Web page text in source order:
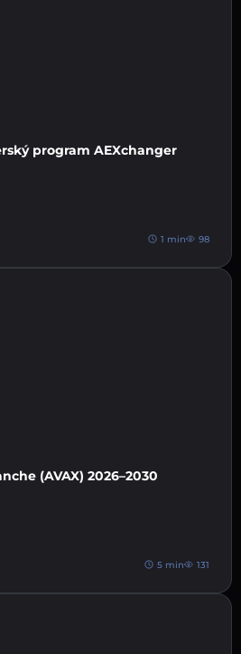
program AEXchanger
1 min 98
(AVAX) 2026–2030
5 min 131